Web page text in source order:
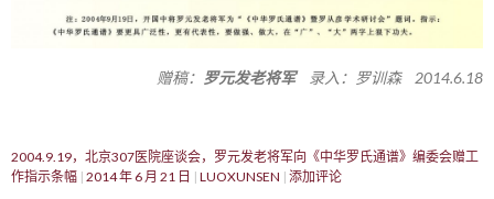
赠稿： 罗元发老将军录入：罗训森 2014.6.18
2004.9.19，北京307医院座谈会，罗元发老将军向《中华罗氏通谱》编委会赠工
作指示条幅 2014 年 6 月 21 日 LUOXUNSEN 添加评论